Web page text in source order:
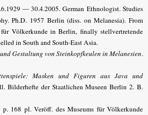
— 30.4.2005.German Ethnologist. Studies
Ph.D. 1957 Berlin (diss. on Melanesia). From
Völkerkunde in Berlin, finally stellvertretende
in South and South-East Asia.
Gestaltung von Steinkopfkeulen in Melanesien.
Masken und Figuren aus Java und
Bilderhefte der Staatlichen Museen Berlin 2. B.
p. 168 pl. Veröff. des Museums für Völkerkunde